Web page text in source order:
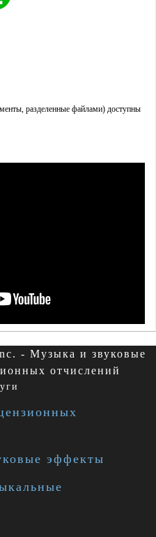
разделенные файлами) доступны
- Музыка и звуковые
отчислений
эффекты